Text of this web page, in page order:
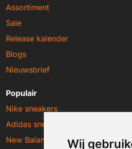
Wij
Assortiment
Sale
Release kalender
Blogs
Nieuwsbrief
Populair
Nike sneakers
Adidas sneakers
New Balance sneakers